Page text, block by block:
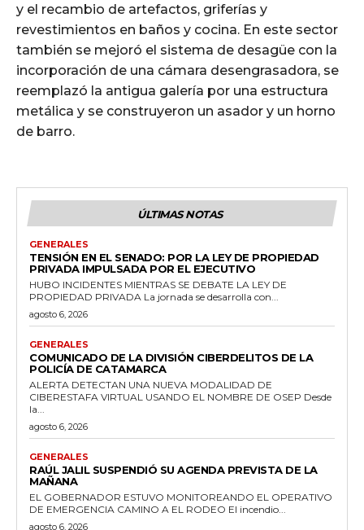
y el recambio de artefactos, griferías y
revestimientos en baños y cocina. En este sector
también se mejoró el sistema de desagüe con la
incorporación de una cámara desengrasadora, se
reemplazó la antigua galería por una estructura
metálica y se construyeron un asador y un horno
de barro.
ÚLTIMAS NOTAS
GENERALES
TENSIÓN EN EL SENADO: POR LA LEY DE PROPIEDAD
PRIVADA IMPULSADA POR EL EJECUTIVO
HUBO INCIDENTES MIENTRAS SE DEBATE LA LEY DE
PROPIEDAD PRIVADA La jornada se desarrolla con...
agosto 6, 2026
GENERALES
COMUNICADO DE LA DIVISIÓN CIBERDELITOS DE LA
POLICÍA DE CATAMARCA
ALERTA DETECTAN UNA NUEVA MODALIDAD DE
CIBERESTAFA VIRTUAL USANDO EL NOMBRE DE OSEP Desde
la...
agosto 6, 2026
GENERALES
RAÚL JALIL SUSPENDIÓ SU AGENDA PREVISTA DE LA
MAÑANA
EL GOBERNADOR ESTUVO MONITOREANDO EL OPERATIVO
DE EMERGENCIA CAMINO A EL RODEO El incendio...
agosto 6, 2026